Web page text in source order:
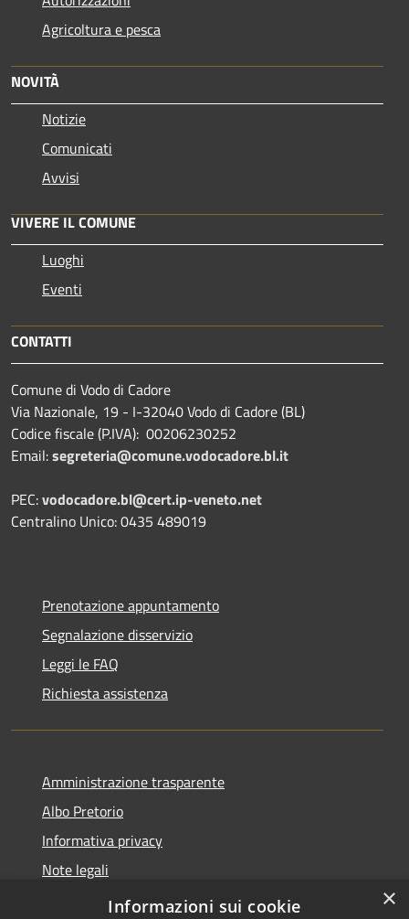
Agricoltura e pesca
NOVITÀ
Notizie
Comunicati
Avvisi
VIVERE IL COMUNE
Luoghi
Eventi
CONTATTI
Comune di Vodo di Cadore
Via Nazionale, 19 - I-32040 Vodo di Cadore (BL)
Codice fiscale (P.IVA): 00206230252
Email:segreteria@comune.vodocadore.bl.it
PEC:vodocadore.bl@cert.ip-veneto.net
Centralino Unico: 0435 489019
Prenotazione appuntamento
Segnalazione disservizio
Leggi le FAQ
Richiesta assistenza
Amministrazione trasparente
Albo Pretorio
Informativa privacy
Note legali
Dichiarazione di accessibilità
×
Informazioni sui cookie